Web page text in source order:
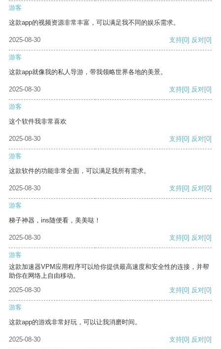
游客
这款app的视频资源非常丰富，可以满足我不同的娱乐需求。
2025-08-30 支持[0] 反对[0]
游客
这款app就像我的私人导游，带我领略世界各地的美景。
2025-08-30 支持[0] 反对[0]
游客
这个软件我非常喜欢
2025-08-30 支持[0] 反对[0]
游客
这款软件的功能非常全面，可以满足我所有需求。
2025-08-30 支持[0] 反对[0]
游客
梯子神器，ins随便看，美美哒！
2025-08-30 支持[0] 反对[0]
游客
这款加速器VPM应用程序可以给你提供最高速度和安全性的连接，并帮
助你在网络上自由移动。
2025-08-30
支持[0] 反对[0]
游客
这款app的游戏非常好玩，可以让我消磨时间。
2025-08-30 支持[0] 反对[0]